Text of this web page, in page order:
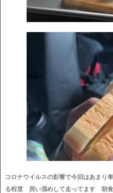
コロナウイルスの影響で今回はあまり
る程度 買い溜めして走ってます 朝食